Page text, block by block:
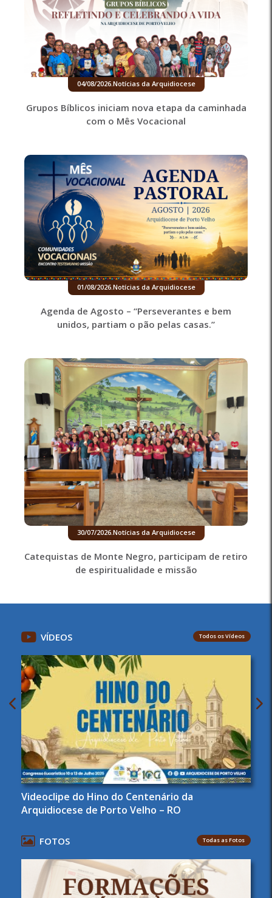
04/08/2026. Notícias da Arquidiocese
Grupos Bíblicos iniciam nova etapa da caminhada
com o Mês Vocacional
01/08/2026. Notícias da Arquidiocese
Agenda de Agosto – “Perseverantes e bem
unidos, partiam o pão pelas casas.”
30/07/2026. Notícias da Arquidiocese
Catequistas de Monte Negro, participam de retiro
de espiritualidade e missão
VÍDEOS Todos os Vídeos
Videoclipe do Hino do Centenário da
Arquidiocese de Porto Velho – RO
FOTOS Todas as Fotos